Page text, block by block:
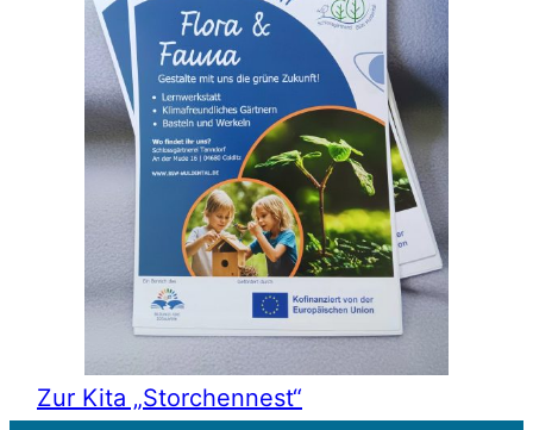
Zur Kita „Storchennest“